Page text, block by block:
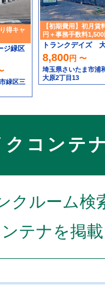
得キャ
ジ緑区
緑区三
【初期費用】初月賃
円＋事務手数料1,500
きトランクデイズ
8,800円 〜
埼玉県さいたま市浦
大原2丁目13
クコンテ
クルーム
テナを掲